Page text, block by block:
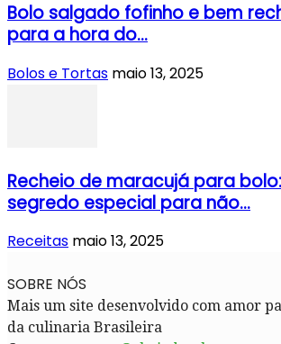
Bolo salgado fofinho e bem
para a hora do...
Bolos e Tortas maio 13, 2025
Recheio de maracujá para
segredo especial para não...
Receitas maio 13, 2025
SOBRE NÓS
Mais um site desenvolvido com amor
da culinaria Brasileira